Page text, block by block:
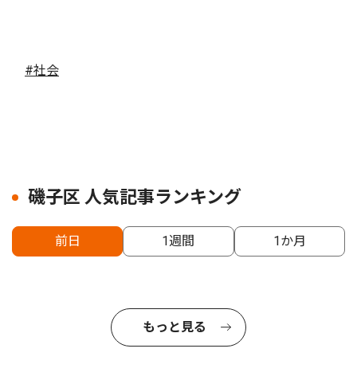
#社会
磯子区 人気記事ランキング
前日 1週間 1か月
もっと見る